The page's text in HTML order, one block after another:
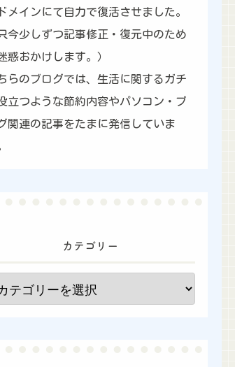
メインにて自力で復活させました。
今少しずつ記事修正・復元中のため
惑おかけします。）
らのブログでは、生活に関するガチ
立つような節約内容やパソコン・ブ
関連の記事をたまに発信していま
カテゴリー